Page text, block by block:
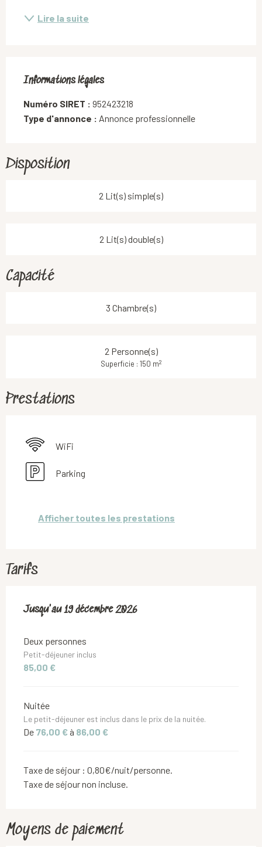
Lire la suite
Informations légales
Informations légales
Numéro SIRET : 952423218
Type d'annonce : Annonce professionnelle
Disposition
2 Lit(s) simple(s)
2 Lit(s) double(s)
Capacité
3 Chambre(s)
2 Personne(s)
Superficie : 150 m2
Prestations
WiFi
Parking
Afficher toutes les prestations
Tarifs
Du9 janvier 2026au19 décembre 2026
Jusqu'au19 décembre 2026
Deux personnes
Petit-déjeuner inclus
85,00 €
Nuitée
Le petit-déjeuner est inclus dans le prix de la nuitée.
De 76,00 € à 86,00 €
Taxe de séjour : 0,80€/nuit/personne.
Taxe de séjour non incluse.
Moyens de paiement